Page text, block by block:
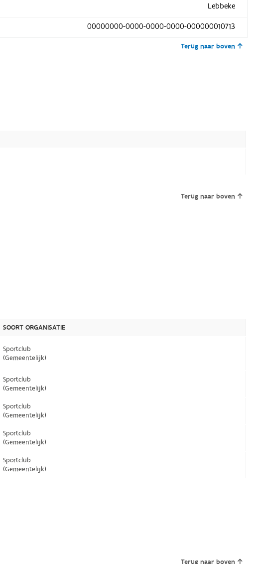
Lebbeke
00000000-0000-0000-0000-000000010713
Terug naar boven
Terug naar boven
SOORT ORGANISATIE
Sportclub
(Gemeentelijk)
Sportclub
(Gemeentelijk)
Sportclub
(Gemeentelijk)
Sportclub
(Gemeentelijk)
Sportclub
(Gemeentelijk)
Terug naar boven